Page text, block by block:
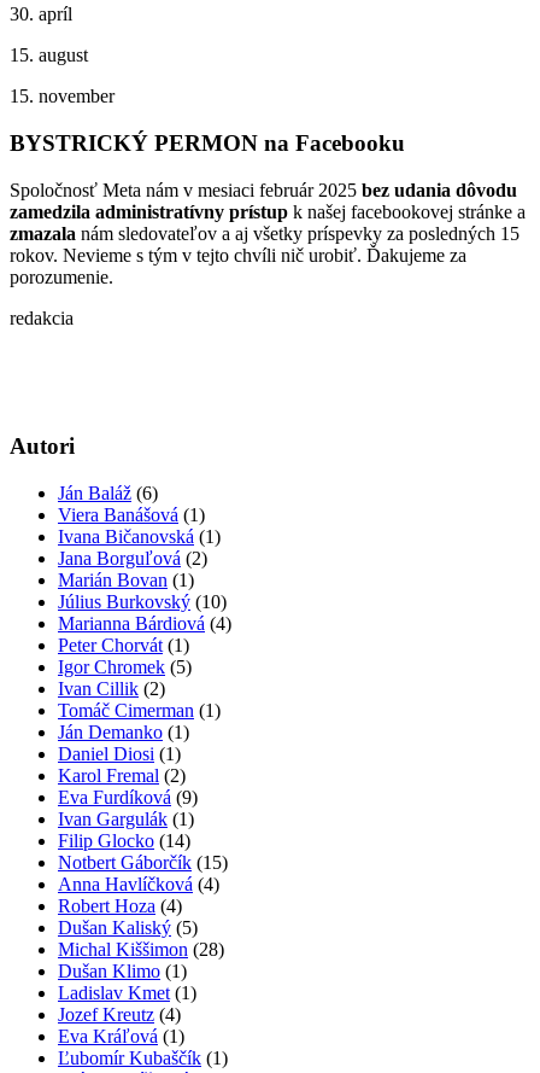
30. apríl
15. august
15. november
BYSTRICKÝ PERMON na Facebooku
Spoločnosť Meta nám v mesiaci február 2025 bez udania dôvodu
zamedzila administratívny prístup k našej facebookovej stránke a
zmazala nám sledovateľov a aj všetky príspevky za posledných 15
rokov. Nevieme s tým v tejto chvíli nič urobiť. Ďakujeme za
porozumenie.
redakcia
Autori
Ján Baláž (6)
Viera Banášová (1)
Ivana Bičanovská (1)
Jana Borguľová (2)
Marián Bovan (1)
Július Burkovský (10)
Marianna Bárdiová (4)
Peter Chorvát (1)
Igor Chromek (5)
Ivan Cillik (2)
Tomáč Cimerman (1)
Ján Demanko (1)
Daniel Diosi (1)
Karol Fremal (2)
Eva Furdíková (9)
Ivan Gargulák (1)
Filip Glocko (14)
Notbert Gáborčík (15)
Anna Havlíčková (4)
Robert Hoza (4)
Dušan Kaliský (5)
Michal Kiššimon (28)
Dušan Klimo (1)
Ladislav Kmet (1)
Jozef Kreutz (4)
Eva Kráľová (1)
Ľubomír Kubaščík (1)